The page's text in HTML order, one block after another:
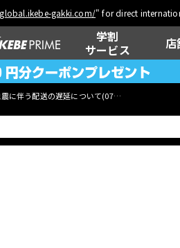
gakki.com/" for direct
学割
サービス
店
に伴う配送の遅延について(07月29日